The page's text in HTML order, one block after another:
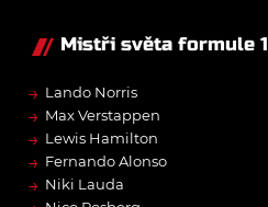
Mistři světa formule 1
→ Lando Norris
→ Max Verstappen
→ Lewis Hamilton
→ Fernando Alonso
→ Niki Lauda